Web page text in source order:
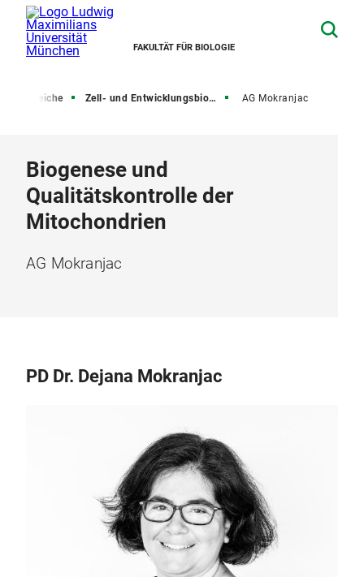
FAKULTÄT FÜR BIOLOGIE
Zell- und Entwicklungsbiologie AG Mokranjac
Biogenese und
Qualitätskontrolle der
Mitochondrien
AG Mokranjac
PD Dr. Dejana Mokranjac